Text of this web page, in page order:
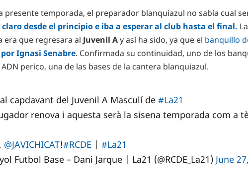
presente temporada, el preparador blanquiazul no sabía cual
claro desde el principio e iba a esperar al club hasta el final.
era que regresara al Juvenil Ay así ha sido, ya que el banquillo
Ignasi Senabre. Confirmada su continuidad, uno de los
perico, una de las bases de la cantera blanquiazul.
al capdavant del Juvenil A Masculí de#La21
renova i aquesta serà la sisena temporada com a
@JAVICHICAT!#RCDE |#La21
Futbol Base – Dani Jarque | La21 (@RCDE_La21) June